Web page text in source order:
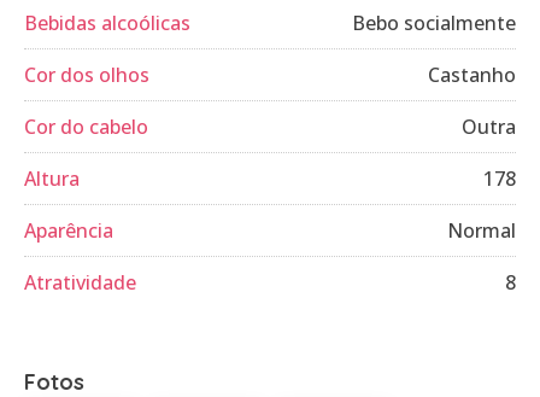
Bebidas alcoólicas
Bebo socialmente
Cor dos olhos
Castanho
Cor do cabelo
Outra
Altura
178
Aparência
Normal
Atratividade
8
Fotos